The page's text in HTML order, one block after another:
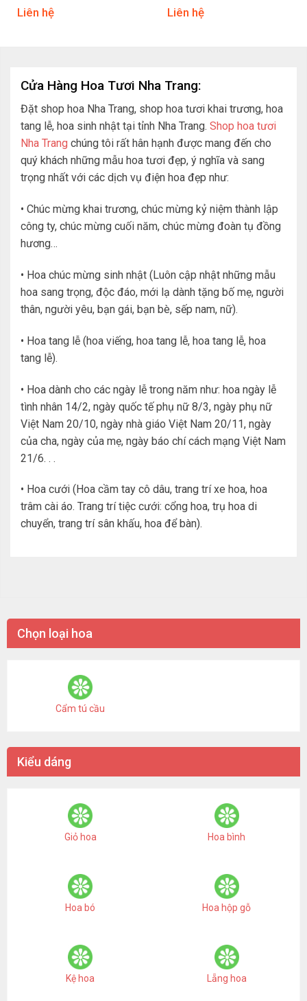
Liên hệ Liên hệ
Cửa Hàng Hoa Tươi Nha Trang:
Đặt shop hoa Nha Trang, shop hoa tươi khai trương, hoa
tang lễ, hoa sinh nhật tại tỉnh Nha Trang. Shop hoa tươi
Nha Trang chúng tôi rất hân hạnh được mang đến cho
quý khách những mẫu hoa tươi đẹp, ý nghĩa và sang
trọng nhất với các dịch vụ điện hoa đẹp như:
• Chúc mừng khai trương, chúc mừng kỷ niệm thành lập
công ty, chúc mừng cuối năm, chúc mừng đoàn tụ đồng
hương…
• Hoa chúc mừng sinh nhật (Luôn cập nhật những mẫu
hoa sang trọng, độc đáo, mới lạ dành tặng bố mẹ, người
thân, người yêu, bạn gái, bạn bè, sếp nam, nữ).
• Hoa tang lễ (hoa viếng, hoa tang lễ, hoa tang lễ, hoa
tang lễ).
• Hoa dành cho các ngày lễ trong năm như: hoa ngày lễ
tình nhân 14/2, ngày quốc tế phụ nữ 8/3, ngày phụ nữ
Việt Nam 20/10, ngày nhà giáo Việt Nam 20/11, ngày
của cha, ngày của mẹ, ngày báo chí cách mạng Việt Nam
21/6. . .
• Hoa cưới (Hoa cầm tay cô dâu, trang trí xe hoa, hoa
trâm cài áo. Trang trí tiệc cưới: cổng hoa, trụ hoa di
chuyển, trang trí sân khấu, hoa để bàn).
Chọn loại hoa
Cẩm tú cầu
Kiểu dáng
Giỏ hoa Hoa bình
Hoa bó Hoa hộp gỗ
Kệ hoa Lẵng hoa